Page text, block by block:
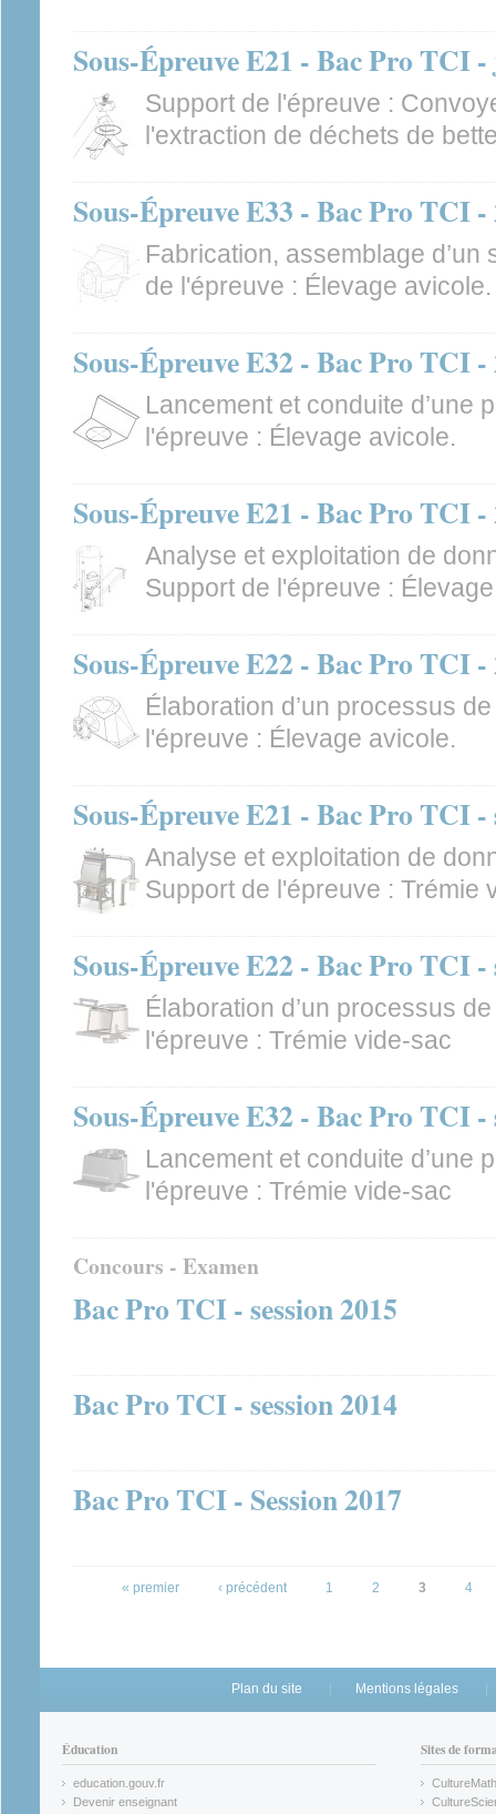
Sous-Épreuve E21 - Bac Pro TCI
Support de l'épreuve :
l'extraction de déchets de
Sous-Épreuve E33 - Bac Pro TCI
Fabrication, assemblage
de l'épreuve : Élevage avicole.
Sous-Épreuve E32 - Bac Pro TCI
Lancement et conduite d’une
l'épreuve : Élevage avicole.
Sous-Épreuve E21 - Bac Pro TCI
Analyse et exploitation de
Support de l'épreuve :
Sous-Épreuve E22 - Bac Pro TCI
Élaboration d’un processus
l'épreuve : Élevage avicole.
Sous-Épreuve E21 - Bac Pro TCI -
Analyse et exploitation de
Support de l'épreuve : Trémie
Sous-Épreuve E22 - Bac Pro TCI -
Élaboration d’un processus
l'épreuve : Trémie vide-sac
Sous-Épreuve E32 - Bac Pro TCI -
Lancement et conduite d’une
l'épreuve : Trémie vide-sac
Concours - Examen
Bac Pro TCI - session 2015
Bac Pro TCI - session 2014
Bac Pro TCI - Session 2017
« premier ‹ précédent 1 2 3 4
Plan du site Mentions légales
Éducation
education.gouv.fr
(link is external)
Devenir enseignant
Sites de
CultureMath
(link is